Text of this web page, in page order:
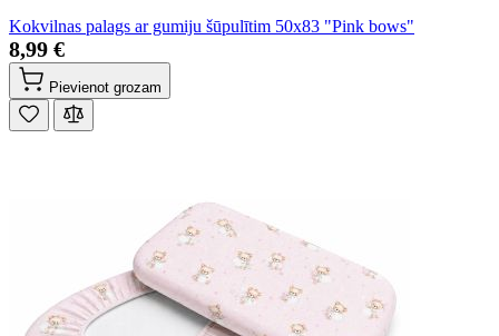
Kokvilnas palags ar gumiju šūpulītim 50x83 "Pink bows"
8,99 €
Pievienot grozam